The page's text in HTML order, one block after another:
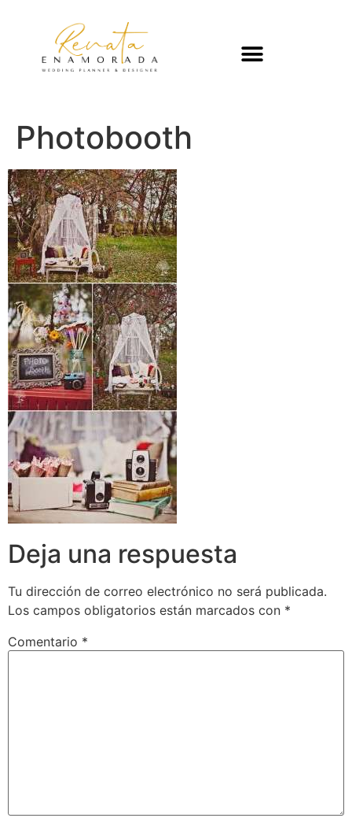
Photobooth
Deja una respuesta
Tu dirección de correo electrónico no será publicada.
Los campos obligatorios están marcados con *
Comentario *